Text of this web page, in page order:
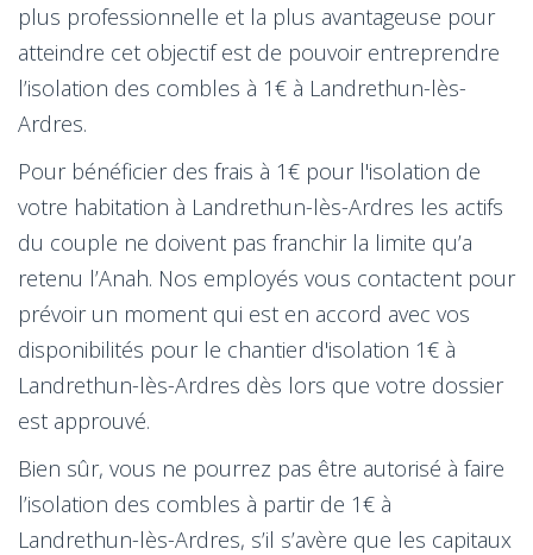
plus professionnelle et la plus avantageuse pour
atteindre cet objectif est de pouvoir entreprendre
l’isolation des combles à 1€ à Landrethun-lès-
Ardres.
Pour bénéficier des frais à 1€ pour l'isolation de
votre habitation à Landrethun-lès-Ardres les actifs
du couple ne doivent pas franchir la limite qu’a
retenu l’Anah. Nos employés vous contactent pour
prévoir un moment qui est en accord avec vos
disponibilités pour le chantier d'isolation 1€ à
Landrethun-lès-Ardres dès lors que votre dossier
est approuvé.
Bien sûr, vous ne pourrez pas être autorisé à faire
l’isolation des combles à partir de 1€ à
Landrethun-lès-Ardres, s’il s’avère que les capitaux